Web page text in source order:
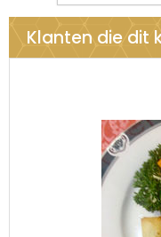
Klanten die dit